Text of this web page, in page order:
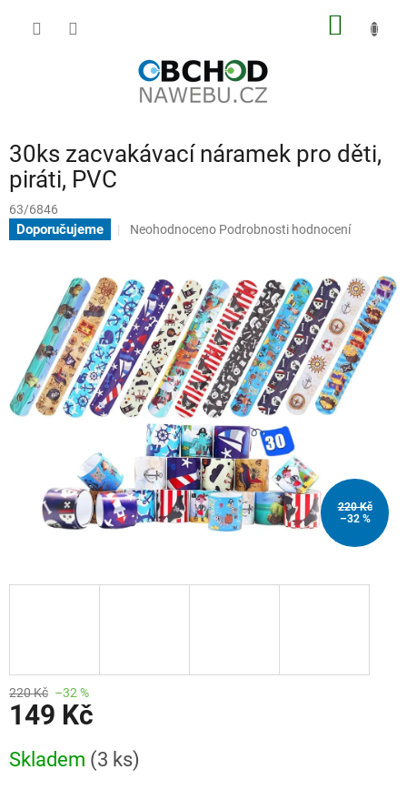
30ks zacvakávací náramek pro děti,
piráti, PVC
63/6846
Doporučujeme
Průměrné
je
0,0
z
5
hvězdiček.
Neohodnoceno Podrobnosti hodnocení
220 Kč
–32 %
220 Kč –32 %
149 Kč
cena:
Skladem (3 ks)